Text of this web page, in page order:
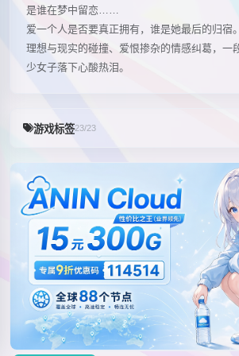
是谁在梦中留恋……
爱一个人是否要真正拥有，谁是她最后的归宿。
理想与现实的碰撞、爱恨掺杂的情感纠葛，一
少女子落下心酸热泪。
游戏标签23/23